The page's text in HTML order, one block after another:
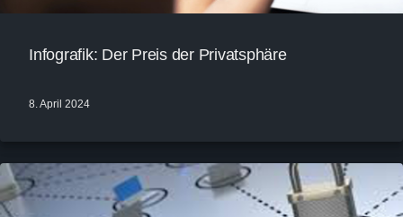
Infografik: Der Preis der Privatsphäre
8. April 2024